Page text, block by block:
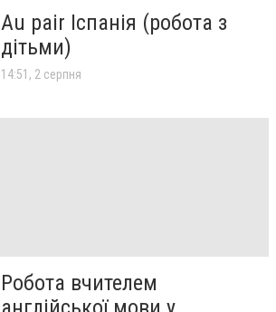
Au pair Іспанія (робота з
дітьми)
14:51, 2 серпня
Робота вчителем